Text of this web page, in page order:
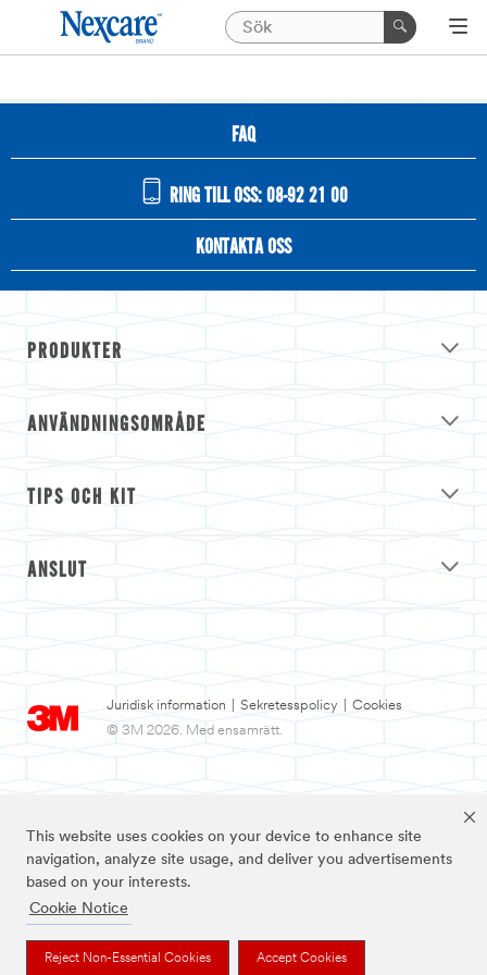
This website uses cookies on your device to enhance site
navigation, analyze site usage, and deliver you advertisements
based on your interests.
Cookie Notice
Reject Non-Essential Cookies Accept Cookies
FAQ
RING TILL OSS: 08-92 21 00
KONTAKTA OSS
PRODUKTER
ANVÄNDNINGSOMRÅDE
TIPS OCH KIT
ANSLUT
Juridisk information Sekretesspolicy
Cookies
© 3M 2026. Med ensamrätt.
3M och Nexcare™ är varumärken som tillhör 3M.